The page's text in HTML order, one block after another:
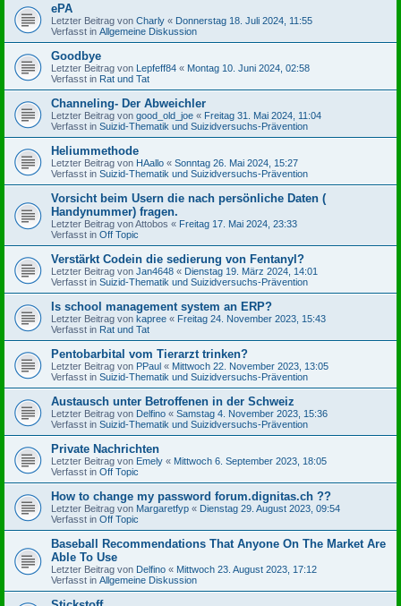
ePA
Letzter Beitrag von Charly « Donnerstag 18. Juli 2024, 11:55
Verfasst in Allgemeine Diskussion
Goodbye
Letzter Beitrag von Lepfeff84 « Montag 10. Juni 2024, 02:58
Verfasst in Rat und Tat
Channeling- Der Abweichler
Letzter Beitrag von good_old_joe « Freitag 31. Mai 2024, 11:04
Verfasst in Suizid-Thematik und Suizidversuchs-Prävention
Heliummethode
Letzter Beitrag von HAallo « Sonntag 26. Mai 2024, 15:27
Verfasst in Suizid-Thematik und Suizidversuchs-Prävention
Vorsicht beim Usern die nach persönliche Daten (
Handynummer) fragen.
Letzter Beitrag vonAttobos « Freitag 17. Mai 2024, 23:33
Verfasst in Off Topic
Verstärkt Codein die sedierung von Fentanyl?
Letzter Beitrag von Jan4648 « Dienstag 19. März 2024, 14:01
Verfasst in Suizid-Thematik und Suizidversuchs-Prävention
Is school management system an ERP?
Letzter Beitrag von kapree « Freitag 24. November 2023, 15:43
Verfasst in Rat und Tat
Pentobarbital vom Tierarzt trinken?
Letzter Beitrag von PPaul « Mittwoch 22. November 2023, 13:05
Verfasst in Suizid-Thematik und Suizidversuchs-Prävention
Austausch unter Betroffenen in der Schweiz
Letzter Beitrag von Delfino « Samstag 4. November 2023, 15:36
Verfasst in Suizid-Thematik und Suizidversuchs-Prävention
Private Nachrichten
Letzter Beitrag von Emely « Mittwoch 6. September 2023, 18:05
Verfasst in Off Topic
How to change my password forum.dignitas.ch ??
Letzter Beitrag von Margaretfyp « Dienstag 29. August 2023, 09:54
Verfasst in Off Topic
Baseball Recommendations That Anyone On The Market Are
Able To Use
Letzter Beitrag von Delfino « Mittwoch 23. August 2023, 17:12
Verfasst in Allgemeine Diskussion